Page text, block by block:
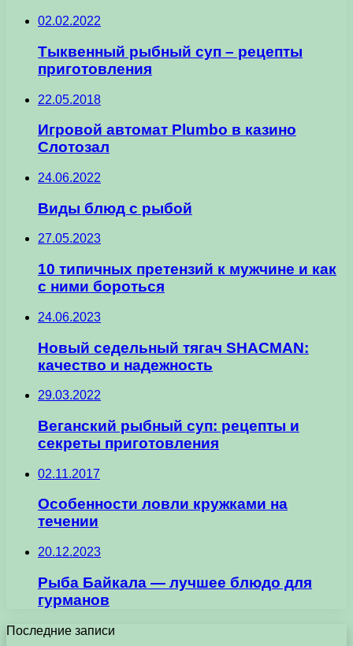
02.02.2022
Тыквенный рыбный суп – рецепты
приготовления
22.05.2018
Игровой автомат Plumbo в казино
Слотозал
24.06.2022
Виды блюд с рыбой
27.05.2023
10 типичных претензий к мужчине и как
с ними бороться
24.06.2023
Новый седельный тягач SHACMAN:
качество и надежность
29.03.2022
Веганский рыбный суп: рецепты и
секреты приготовления
02.11.2017
Особенности ловли кружками на
течении
20.12.2023
Рыба Байкала — лучшее блюдо для
гурманов
Последние записи